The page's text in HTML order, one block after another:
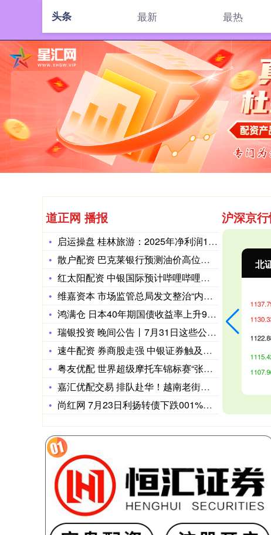
道正网 播报
启运操盘 桂林旅游：2025年净利润1103.28万元 同比
散户配资 巴克莱银行预测油价高位支撑美元短期强势，欧元兑美元
红太阳配资 中银国际预计哔哩哔哩次季利润小幅超预期 维持买入
维嘉资本 市场监管总局发文整治“内卷式”竞争
鸿满仓 日本40年期国债收益率上升9.5个基点，至3.965
瑞银投资 晚间公告丨7月31日这些公告有看头
速牛配资 券商股走强 中银证券触及涨停
粤友优配 世界超级摩托车锦标赛“张雪机车”拿下第五冠
嘉汇优配交易 排队赴华！越南老街口岸迎来最汹涌人潮
尚红网 7月23日利扬转债下跌001%，转股溢价率1289%
沪深京
北证50 1134.24 11.37 1.01% 创
头条 最新 最热